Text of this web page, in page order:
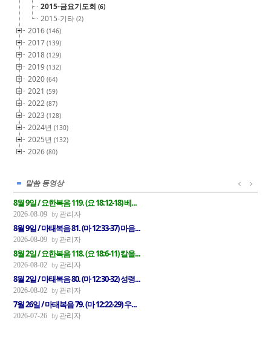
2015-금요기도회(6)
2015-기타(2)
2016(146)
2017(139)
2018(129)
2019(132)
2020(64)
2021(59)
2022(87)
2023(128)
2024년(130)
2025년(132)
2026(80)
말씀 동영상
8월 9일 / 요한복음 119. (요 18:12-18) 베...
2026-08-09 관리자
8월 9일 / 마태복음 81. (마 12:33-37) 마음...
2026-08-09 관리자
8월 2일 / 요한복음 118. (요 18:6-11) 칼을...
2026-08-02 관리자
8월 2일 / 마태복음 80. (마 12:30-32) 성령...
2026-08-02 관리자
7월 26일 / 마태복음 79. (마 12:22-29) 우...
2026-07-26 관리자